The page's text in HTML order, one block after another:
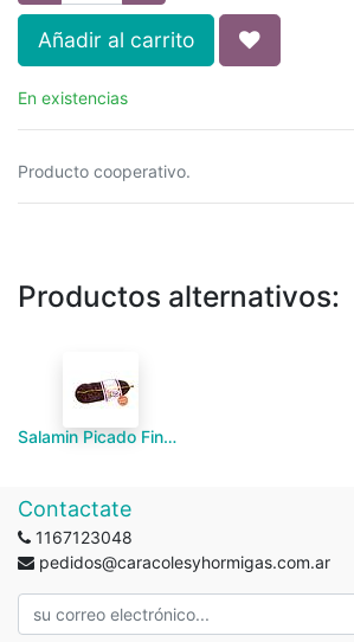
Añadir al carrito
En existencias
Producto cooperativo.
Productos alternativos:
Salamin Picado Fino "Torgelon 58" Unidad 200g
Contactate
1167123048
pedidos@caracolesyhormigas.com.ar